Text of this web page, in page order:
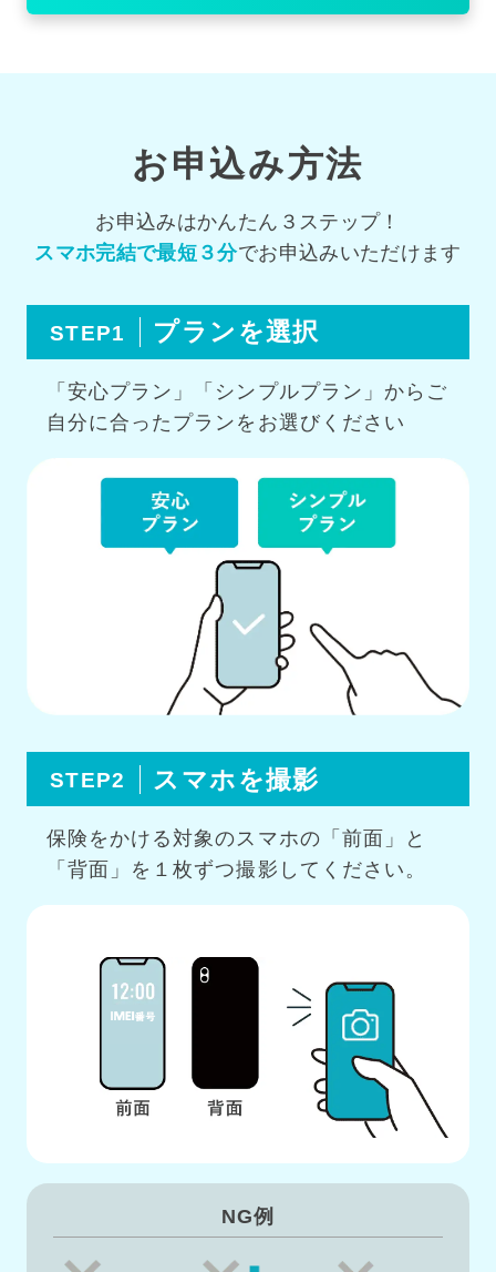
お申込み方法
お申込みはかんたん３ステップ！
スマホ完結で最短３分でお申込みいただけます
STEP1 プランを選択
「安心プラン」「シンプルプラン」からご
自分に合ったプランをお選びください
STEP2 スマホを撮影
保険をかける対象のスマホの「前面」と
「背面」を１枚ずつ撮影してください。
NG例